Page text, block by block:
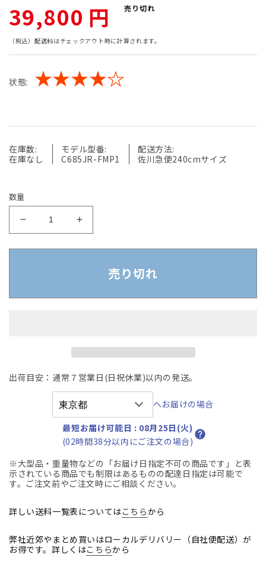
通
常
価
39,800 円 売り切れ
（税込） 配送料はチェックアウト時に計算されます。
状態: ★★★★☆
在庫数:
在庫なし
モデル型番:
C685JR-FMP1
配送方法:
佐川急便240cmサイズ
数量
ラ
ハ
動
肘
ッ
カ
ー
【中
ラ
ハ
チ
ェ
ア
動
肘
ッ
カ
ー
売り切れ
出荷目安：通常７営業日(日祝休業)以内の発送。
へお届けの場合
最短お届け可能日 : 08月25日(火)
(02時間38分以内にご注文の場合)
※大型品・重量物などの「お届け日指定不可の商品です」と表
示されている商品でも制限はあるものの配達日指定は可能で
す。ご注文前やご注文時にご相談ください。
詳しい送料一覧表についてはこちらから
弊社近郊やまとめ買いはローカルデリバリー（自社便配送）が
お得です。詳しくはこちらから